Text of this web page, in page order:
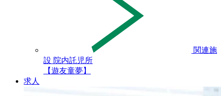
関連施
設 院内託児所
【遊友童夢】
求人